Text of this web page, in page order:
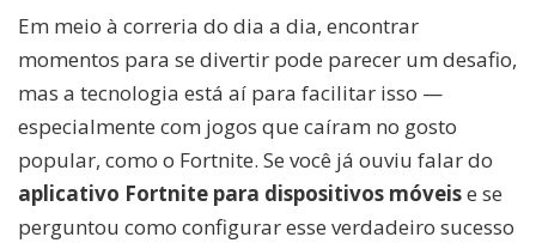
Em meio à correria do dia a dia, encontrar
momentos para se divertir pode parecer um desafio,
mas a tecnologia está aí para facilitar isso —
especialmente com jogos que caíram no gosto
popular, como o Fortnite. Se você já ouviu falar do
aplicativo Fortnite para dispositivos móveise se
perguntou como configurar esse verdadeiro sucesso